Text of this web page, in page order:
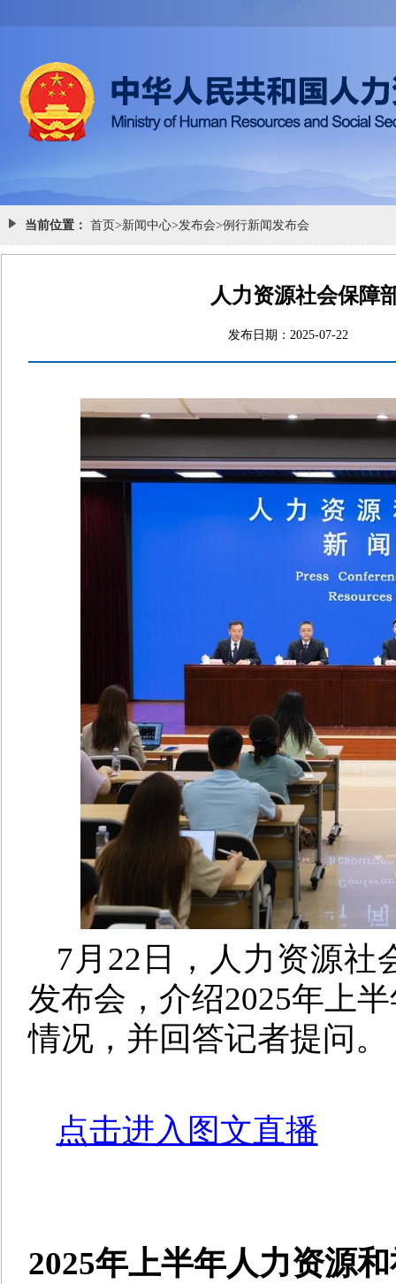
当前位置： 首页>新闻中心>发布会>例行新闻发布会
人力资源社会保障
发布日期：2025-07-
7月22 日，人力资源社
发布会，介绍2025年上
情况，并回答记者提问。
点击进入图文直播
2025年上半年人力资源